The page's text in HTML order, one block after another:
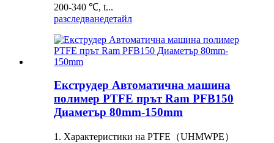
200-340 ℃, t...
разследванедетайл
Екструдер Автоматична машина
полимер PTFE прът Ram PFB150
Диаметър 80mm-150mm
1. Характеристики на PTFE（UHMWPE）